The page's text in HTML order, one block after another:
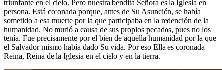
triunfante en el cielo. Pero nuestra bendita Señora es la Iglesia en
persona. Está coronada porque, antes de Su Asunción, se había
sometido a esa muerte por la que participaba en la redención de la
humanidad. No murió a causa de sus propios pecados, pues no los
tenía. Fue precisamente por el bien de aquella humanidad por la que
el Salvador mismo había dado Su vida. Por eso Ella es coronada
Reina, Reina de la Iglesia en el cielo y en la tierra.